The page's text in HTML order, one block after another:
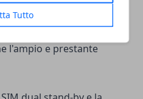
Tuttoè invece la batteria da
possiamo aspettarci una
l'ampio e prestante